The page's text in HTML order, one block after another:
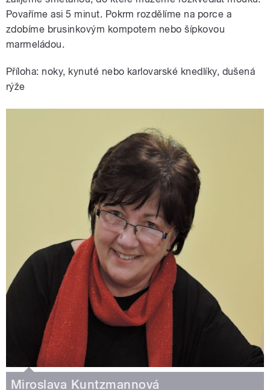
Povaříme asi 5 minut. Pokrm rozdělíme na porce a
zdobíme brusinkovým kompotem nebo šípkovou
marmeládou.
Příloha: noky, kynuté nebo karlovarské knedlíky, dušená
rýže
Miroslava Kuntzmannová